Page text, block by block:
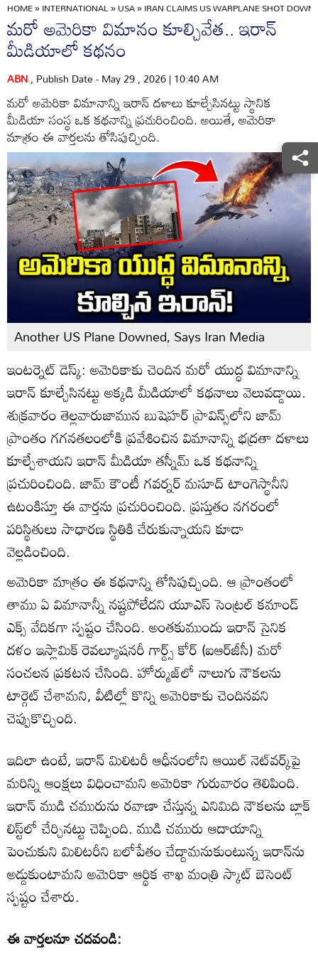
HOME»INTERNATIONAL»USA»IRAN CLAIMS US WARPLANE SHOT
మరో అమెరికా విమానం కూల్చివేత.. ఇరాన్
మీడియాలో కథనం
ABN, Publish Date - May 29 , 2026 | 10:40 AM
మరో అమెరికా విమానాన్ని ఇరాన్ దళాలు కూల్చేసినట్టు స్థానిక
మీడియా సంస్థ ఒక కథనాన్ని ప్రచురించింది. అయితే, అమెరికా
మాత్రం ఈ వార్తలను తోసిపుచ్చింది.
Another US Plane Downed, Says Iran Media
ఇంటర్నెట్ డెస్క్: అమెరికాకు చెందిన మరో యుద్ధ విమానాన్ని
ఇరాన్ కూల్చేసినట్టు అక్కడి మీడియాలో కథనాలు వెలువడ్డాయి.
శుక్రవారం తెల్లవారుజామున బుషెహర్ ప్రావిన్స్‌లోని జామ్
ప్రాంతం గగనతలంలోకి ప్రవేశించిన విమానాన్ని భద్రతా దళాలు
కూల్చేశాయని ఇరాన్ మీడియా తస్నీమ్ ఒక కథనాన్ని
ప్రచురించింది. జామ్ కౌంటీ గవర్నర్ మసూద్ టాంగెస్థానీని
ఉటంకిస్తూ ఈ వార్తను ప్రచురించింది. ప్రస్తుతం నగరంలో
పరిస్థితులు సాధారణ స్థితికి చేరుకున్నాయని కూడా
వెల్లడించింది.
అమెరికా మాత్రం ఈ కథనాన్ని తోసిపుచ్చింది. ఆ ప్రాంతంలో
తాము ఏ విమానాన్నీ నష్టపోలేదని యూఎస్ సెంట్రల్ కమాండ్
ఎక్స్ వేదికగా స్పష్టం చేసింది. అంతకుముందు ఇరాన్ సైనిక
దళం ఇస్లామిక్ రెవల్యూషనరీ గార్డ్స్ కోర్ (ఐఆర్‌జీసీ) మరో
సంచలన ప్రకటన చేసింది. హోర్ముజ్‌లో నాలుగు నౌకలను
టార్గెట్ చేశామని, వీటిల్లో కొన్ని అమెరికాకు చెందినవని
చెప్పుకొచ్చింది.
ఇదిలా ఉంటే, ఇరాన్ మిలిటరీ ఆధీనంలోని ఆయిల్ నెట్‌వర్క్‌పై
మరిన్ని ఆంక్షలు విధించామని అమెరికా గురువారం తెలిపింది.
ఇరాన్ ముడి చమురును రవాణా చేస్తున్న ఎనిమిది నౌకలను బ్లాక్
లిస్ట్‌లో చేర్చినట్టు చెప్పింది. ముడి చమురు ఆదాయాన్ని
పెంచుకుని మిలిటరీని బలోపేతం చేద్దామనుకుంటున్న ఇరాన్‌ను
అడ్డుకుంటామని అమెరికా ఆర్థిక శాఖ మంత్రి స్కాట్ బెసెంట్
స్పష్టం చేశారు.
ఈ వార్తలనూ చదవండి: